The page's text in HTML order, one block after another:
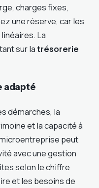
charges fixes,
une réserve, car les
La
sur latrésorerie
adapté
démarches, la
et la capacité à
peut
avec une gestion
selon le chiffre
et les besoins de